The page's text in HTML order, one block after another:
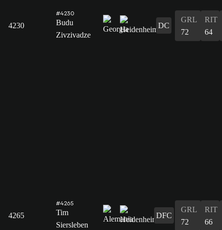
4230
#4230
Budu
Zivzivadze
DC
GRL
72
RIT
64
4265
#4265
Tim
Siersleben
DFC
GRL
72
RIT
66